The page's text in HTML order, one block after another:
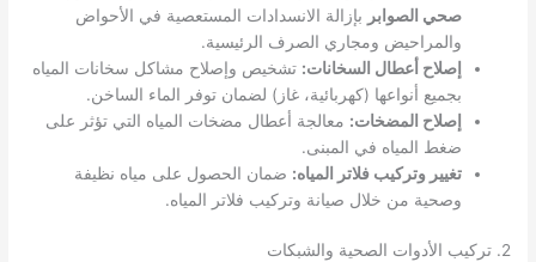
صحي الصوابر بإزالة الانسدادات المستعصية في الأحواض
والمراحيض ومجاري الصرف الرئيسية.
إصلاح أعطال السخانات: تشخيص وإصلاح مشاكل سخانات المياه
بجميع أنواعها (كهربائية، غاز) لضمان توفر الماء الساخن.
إصلاح المضخات: معالجة أعطال مضخات المياه التي تؤثر على
ضغط المياه في المبنى.
تغيير وتركيب فلاتر المياه: ضمان الحصول على مياه نظيفة
وصحية من خلال صيانة وتركيب فلاتر المياه.
2. تركيب الأدوات الصحية والشبكات